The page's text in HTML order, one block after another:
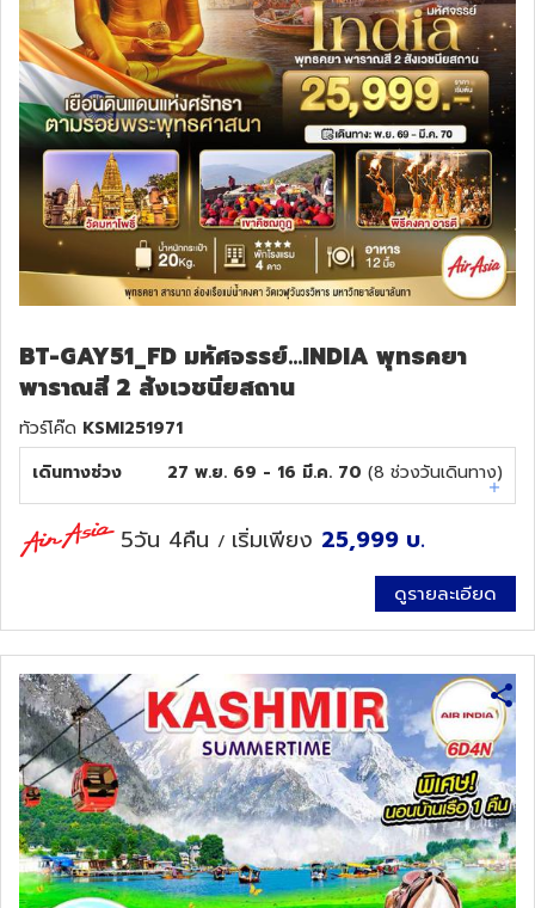
BT-GAY51_FD มหัศจรรย์...INDIA พุทธคยา
พาราณสี 2 สังเวชนียสถาน
ทัวร์โค๊ด KSMI251971
เดินทางช่วง
27 พ.ย. 69 - 16 มี.ค. 70 (8 ช่วงวันเดินทาง)
5วัน 4คืน / เริ่มเพียง 25,999 บ.
ดูรายละเอียด